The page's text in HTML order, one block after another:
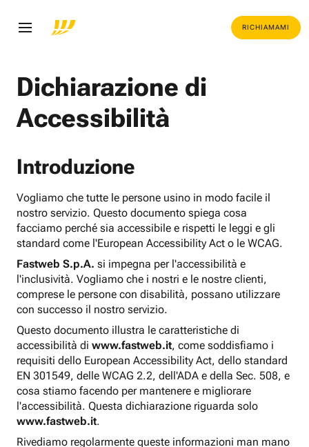
RICHIAMAMI
Dichiarazione di
Accessibilità
Introduzione
Vogliamo che tutte le persone usino in modo facile il
nostro servizio. Questo documento spiega cosa
facciamo perché sia accessibile e rispetti le leggi e gli
standard come l'European Accessibility Act o le WCAG.
Fastweb S.p.A. si impegna per l'accessibilità e
l'inclusività. Vogliamo che i nostri e le nostre clienti,
comprese le persone con disabilità, possano utilizzare
con successo il nostro servizio.
Questo documento illustra le caratteristiche di
accessibilità di www.fastweb.it, come soddisfiamo i
requisiti dello European Accessibility Act, dello standard
EN 301549, delle WCAG 2.2, dell'ADA e della Sec. 508, e
cosa stiamo facendo per mantenere e migliorare
l'accessibilità. Questa dichiarazione riguarda solo
www.fastweb.it.
Rivediamo regolarmente queste informazioni man mano